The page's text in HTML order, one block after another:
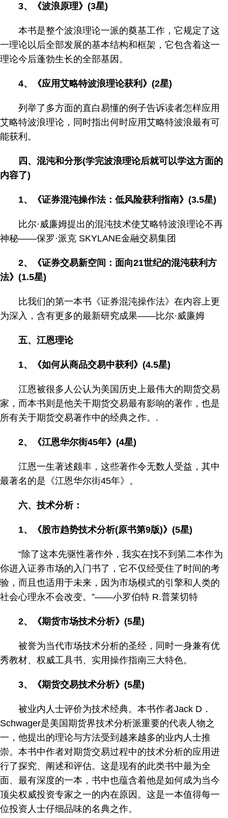
3、《波浪原理》(3星)
本书是整个波浪理论一派的奠基工作，它规定了这
一理论以后全部发展的基本结构和框架，它包含着这一
理论今后蓬勃生长的全部基因。
4、《应用艾略特波浪理论获利》(2星)
列举了多方面的直白易懂的例子告诉读者怎样应用
艾略特波浪理论，同时指出何时应用艾略特波浪最有可
能获利。
四、混沌和分形(学完波浪理论后就可以学这方面的
内容了)
1、《证券混沌操作法：低风险获利指南》(3.5星)
比尔·威廉姆提出的混沌技术使艾略特波浪理论不再
神秘——保罗·派克 SKYLANE金融交易集团
2、《证券交易新空间：面向21世纪的混沌获利方
法》(1.5星)
比我们的第一本书《证券混沌操作法》在内容上更
为深入，含有更多的最新研究成果——比尔·威廉姆
五、江恩理论
1、《如何从商品交易中获利》(4.5星)
江恩被很多人公认为美国历史上最伟大的期货交易
家，而本书则是他关干期货交易最有影响的著作，也是
所有关于期货交易著作中的经典之作。.
2、《江恩华尔街45年》(4星)
江恩一生著述颇丰，这些著作令无数人受益，其中
最著名的是《江恩华尔街45年》。
六、技术分析：
1、《股市趋势技术分析(原书第9版)》(5星)
“除了这本先驱性著作外，我实在找不到第二本作为
你进入证券市场的入门书了，它不仅经受住了时间的考
验，而且也适用于未来，因为市场模式的引擎和人类的
社会心理永不会改变。”——小罗伯特 R.普莱切特
2、《期货市场技术分析》(5星)
被誉为当代市场技术分析的圣经，同时一身兼有优
秀教材、权威工具书、实用操作指南三大特色。
3、《期货交易技术分析》(5星)
被业内人士评价为技术经典。本书作者Jack D．
Schwager是美国期货界技术分析派重要的代表人物之
一，他提出的理论与方法受到越来越多的业内人士推
崇。本书中作者对期货交易过程中的技术分析的应用进
行了探究、阐述和评估。这是现有的此类书中最为全
面、最有深度的一本，书中也蕴含着他是如何成为当今
顶尖权威投资专家之一的内在原因。这是一本值得每一
位投资人士仔细品味的名典之作。